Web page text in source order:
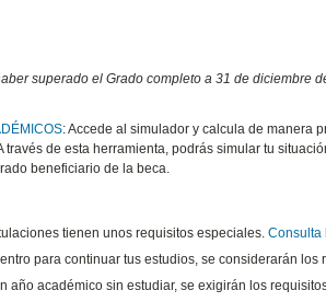
superado el Grado completo a 31 de diciembre
: Accede al simulador y calcula de manera
través de esta herramienta, podrás simular tu
beneficiario de la beca.
tienen unos requisitos especiales. Consulta
para continuar tus estudios, se considerarán los
año académico sin estudiar, se exigirán los